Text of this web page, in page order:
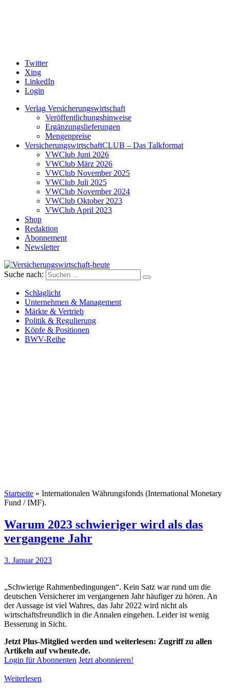
Twitter
Xing
LinkedIn
Login
Verlag Versicherungswirtschaft
Veröffentlichungshinweise
Ergänzungslieferungen
Mengenpreise
VersicherungswirtschaftCLUB – Das Talkformat
VWClub Juni 2026
VWClub März 2026
VWClub November 2025
VWClub Juli 2025
VWClub November 2024
VWClub Oktober 2023
VWClub April 2023
Shop
Redaktion
Abonnement
Newsletter
Versicherungswirtschaft-heute
Suche nach:
Schlaglicht
Unternehmen & Management
Märkte & Vertrieb
Politik & Regulierung
Köpfe & Positionen
BWV-Reihe
Startseite » Internationalen Währungsfonds (International Monetary
Fund / IMF).
Warum 2023 schwieriger wird als das
vergangene Jahr
3. Januar 2023
„Schwierige Rahmenbedingungen“. Kein Satz war rund um die
deutschen Versicherer im vergangenen Jahr häufiger zu hören. An
der Aussage ist viel Wahres, das Jahr 2022 wird nicht als
wirtschaftsfreundlich in die Annalen eingehen. Leider ist wenig
Besserung in Sicht.
Jetzt Plus-Mitglied werden und weiterlesen: Zugriff zu allen
Artikeln auf vwheute.de.
Login für Abonnenten Jetzt abonnieren!
Weiterlesen